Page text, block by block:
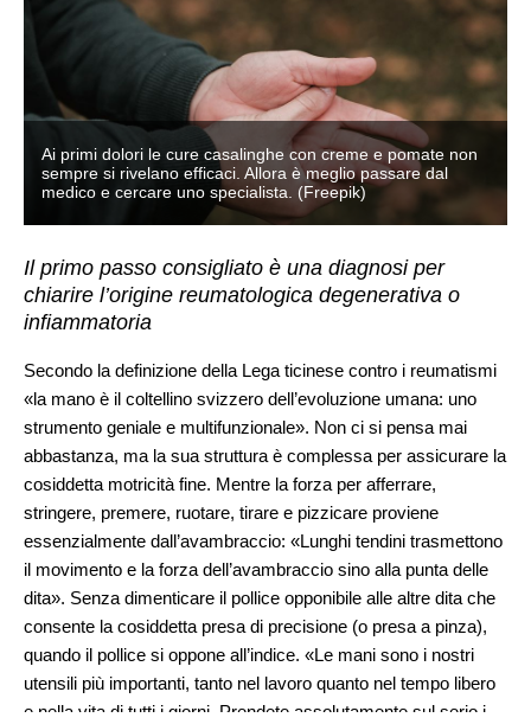
Ai primi dolori le cure casalinghe con creme e pomate non
sempre si rivelano efficaci. Allora è meglio passare dal
medico e cercare uno specialista. (Freepik)
Il primo passo consigliato è una diagnosi per
chiarire l’origine reumatologica degenerativa o
infiammatoria
Secondo la definizione della Lega ticinese contro i reumatismi
«la mano è il coltellino svizzero dell’evoluzione umana: uno
strumento geniale e multifunzionale». Non ci si pensa mai
abbastanza, ma la sua struttura è complessa per assicurare la
cosiddetta motricità fine. Mentre la forza per afferrare,
stringere, premere, ruotare, tirare e pizzicare proviene
essenzialmente dall’avambraccio: «Lunghi tendini trasmettono
il movimento e la forza dell’avambraccio sino alla punta delle
dita». Senza dimenticare il pollice opponibile alle altre dita che
consente la cosiddetta presa di precisione (o presa a pinza),
quando il pollice si oppone all’indice. «Le mani sono i nostri
utensili più importanti, tanto nel lavoro quanto nel tempo libero
e nella vita di tutti i giorni. Prendete assolutamente sul serio i